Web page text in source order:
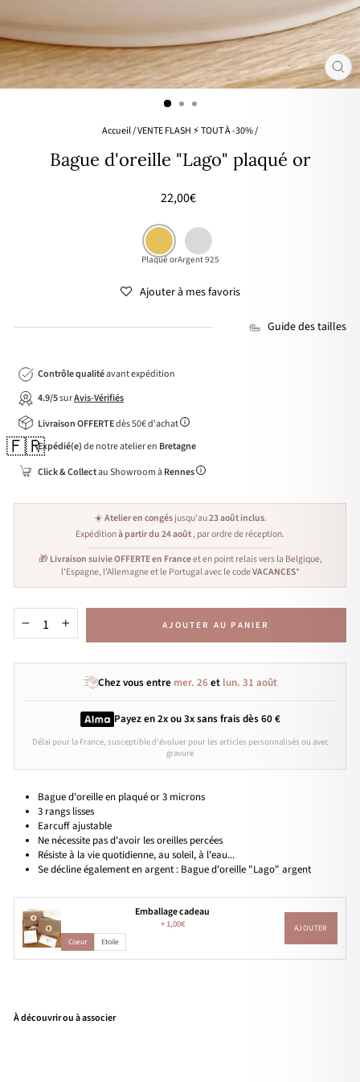
Accueil/VENTE FLASH ⚡ TOUT À -30%/
Bague d'oreille "Lago" plaqué or
Prix
22,00€
Plaqué orArgent 925
Ajouter à mes favoris
Guide des tailles
Contrôle qualitéavant expédition
4.9/5surAvis-Vérifiés
Livraison OFFERTEdès 50€ d'achat
🇫🇷Expédié(e)de notre atelier en Bretagne
Click & Collectau Showroom àRennes
☀️Atelier en congésjusqu'au23 août inclus.
Expéditionà partir du 24 août, par ordre de réception.
🎁 Livraison suivie OFFERTE en Franceet en point relais vers la Belgique,
l'Espagne, l'Allemagne et le Portugal avec le codeVACANCES*
+ AJOUTER AU PANIER
Chez vous entre mer. 26et lun. 31 août
Payez en 2x ou 3xsans fraisdès 60 €
Délai pour la France, susceptible d'évoluer pour les articles personnalisés ou avec
gravure
Bague d'oreille en plaqué or 3 microns
3 rangs lisses
Earcuff ajustable
Ne nécessite pas d'avoir les oreilles percées
Résiste à la vie quotidienne, au soleil, à l'eau...
Se décline également en argent : Bague d'oreille "Lago" argent
Emballage cadeau
+1,00€
Coeur Etoile
AJOUTER
À découvrir ou à associer